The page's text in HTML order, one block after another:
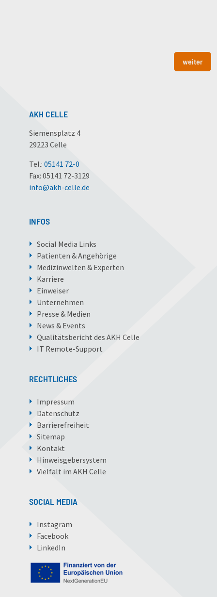
weiter
AKH CELLE
Siemensplatz 4
29223 Celle
Tel.: 05141 72-0
Fax: 05141 72-3129
info@akh-celle.de
INFOS
Social Media Links
Patienten & Angehörige
Medizinwelten & Experten
Karriere
Einweiser
Unternehmen
Presse & Medien
News & Events
Qualitätsbericht des AKH Celle
IT Remote-Support
RECHTLICHES
Impressum
Datenschutz
Barrierefreiheit
Sitemap
Kontakt
Hinweisgebersystem
Vielfalt im AKH Celle
SOCIAL MEDIA
Instagram
Facebook
LinkedIn